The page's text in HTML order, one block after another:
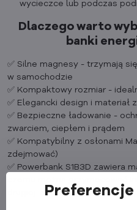
wycieczce lub podczas
Dlaczego warto
banki
✅ Silne magnesy - trzymają
w samochodzie
✅ Kompaktowy rozmiar -
✅ Elegancki design i materiał
✅ Bezpieczne ładowanie -
zwarciem, ciepłem i prądem
✅ Kompatybilny z osłonami
zdejmować)
✅ Powerbank S1B3D zawiera
drugiej ✅ strony, np. portfel z